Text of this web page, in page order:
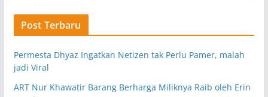
Post Terbaru
Permesta Dhyaz Ingatkan Netizen tak Perlu Pamer, malah
jadi Viral
ART Nur Khawatir Barang Berharga Miliknya Raib oleh Erin